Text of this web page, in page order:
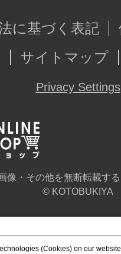
に基づく表記
サイトマップ
Privacy Settings
像・その他を無断転載す
© KOTOBUKIYA
(Cookies) on our